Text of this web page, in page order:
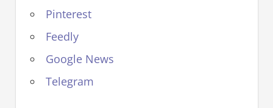
Pinterest
Feedly
Google News
Telegram